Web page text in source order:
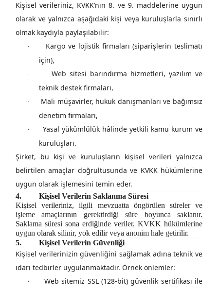
Kişisel verileriniz, KVKK’nın 8. ve 9. maddelerine uygun
olarak ve yalnızca aşağıdaki kişi veya kuruluşlarla sınırlı
olmak kaydıyla paylaşılabilir:
·
Kargo ve lojistik firmaları (siparişlerin teslimatı
için),
·
Web sitesi barındırma hizmetleri, yazılım ve
teknik destek firmaları,
·
Mali müşavirler, hukuk danışmanları ve bağımsız
denetim firmaları,
·
Yasal yükümlülük hâlinde yetkili kamu kurum ve
kuruluşları.
Şirket, bu kişi ve kuruluşların kişisel verileri yalnızca
belirtilen amaçlar doğrultusunda ve KVKK hükümlerine
uygun olarak işlemesini temin eder.
4.
Kişisel Verilerin Saklanma Süresi
Kişisel verileriniz, ilgili mevzuatta öngörülen süreler ve
işleme amaçlarının gerektirdiği süre boyunca saklanır.
Saklama süresi sona erdiğinde veriler, KVKK hükümlerine
uygun olarak silinir, yok edilir veya anonim hale getirilir.
5.
Kişisel Verilerin Güvenliği
Kişisel verilerinizin güvenliğini sağlamak adınateknik ve
idari tedbirler uygulanmaktadır. Örnek önlemler:
·
Web sitemiz SSL (128-bit) güvenlik sertifikası ile